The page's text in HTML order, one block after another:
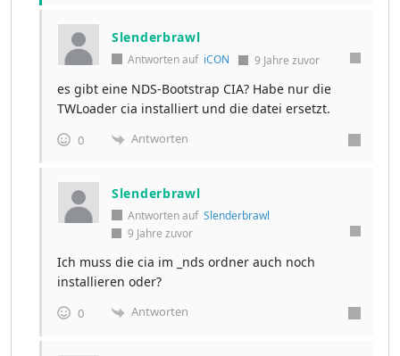
Slenderbrawl
Antworten auf iCON 9 Jahre zuvor
es gibt eine NDS-Bootstrap CIA? Habe nur die
TWLoader cia installiert und die datei ersetzt.
0 Antworten
Slenderbrawl
Antworten auf Slenderbrawl
9 Jahre zuvor
Ich muss die cia im _nds ordner auch noch
installieren oder?
0 Antworten